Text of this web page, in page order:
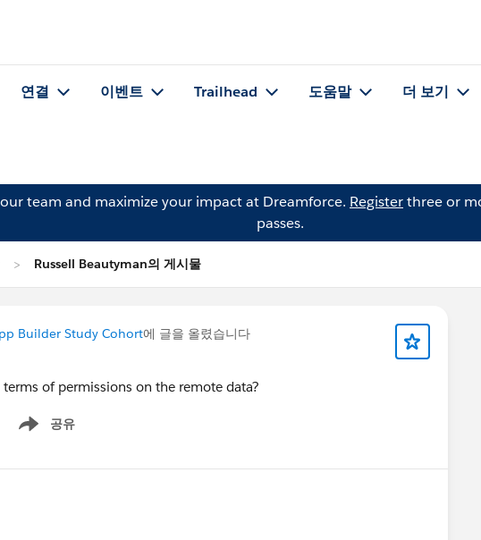
연결 이벤트 Trailhead 도움말 더 보기
team and maximize your impact at Dreamforce. Registerthree or
passes.
Russell Beautyman의 게시물
Builder Study Cohort에 글을 올렸습니다
of permissions on the remote data?
공유
Show menu